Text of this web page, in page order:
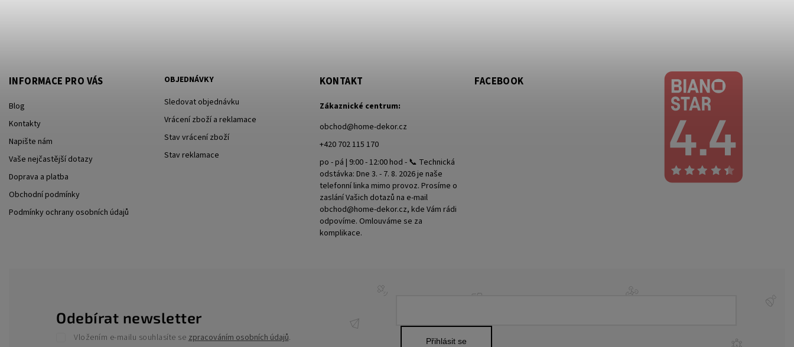
INFORMACE PRO VÁS
Blog
Kontakty
Napište nám
Vaše nejčastější dotazy
Doprava a platba
Obchodní podmínky
Podmínky ochrany osobních údajů
OBJEDNÁVKY
Sledovat objednávku
Vrácení zboží a reklamace
Stav vrácení zboží
Stav reklamace
Odebírat newsletter
Vložením e-mailu souhlasíte sezpracováním osobních údajů. Přihlásit se
KONTAKT
Zákaznické centrum:
obchod@home-dekor.cz
+420 702 115 170
po - pá | 9:00 - 12:00 hod - 📞 Technická
odstávka: Dne 3. - 7. 8. 2026 je naše
telefonní linka mimo provoz. Prosíme o
zaslání Vašich dotazů na e-mail
obchod@home-dekor.cz, kde Vám rádi
odpovíme. Omlouváme se za
komplikace.
FACEBOOK